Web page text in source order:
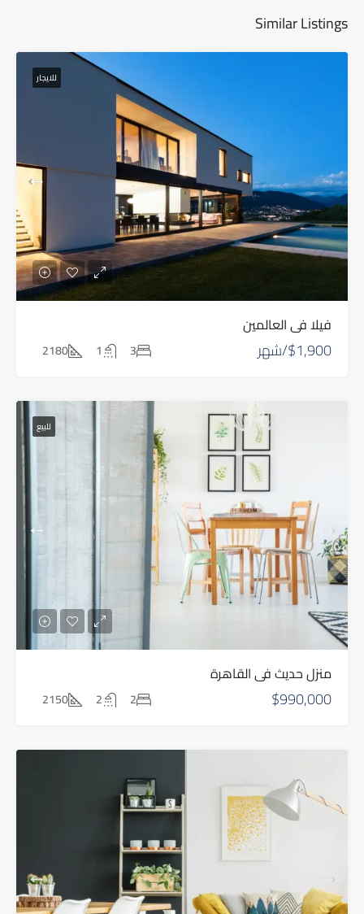
Similar Listings
للايجار
فيلا في العالمين
$1,900/شهر 3
1
2180
للبيع
منزل حديث في القاهرة
$990,000
2
2
2150